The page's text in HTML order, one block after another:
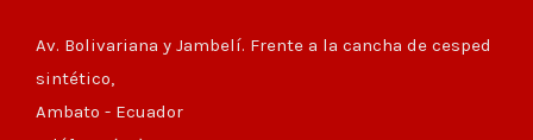
Av. Bolivariana y Jambelí. Frente a la cancha de cesped
sintético,
Ambato - Ecuador